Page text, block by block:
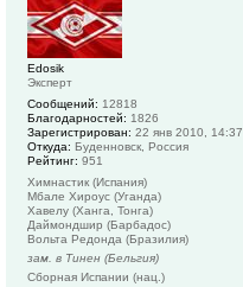
Edosik
Эксперт
Сообщений: 12818
Благодарностей: 1826
Зарегистрирован: 22 янв 2010, 14:37
Откуда: Буденновск, Россия
Рейтинг: 951
Химнастик (Испания)
Мбале Хироус (Уганда)
Хавелу (Ханга, Тонга)
Даймондшир (Барбадос)
Вольта Редонда (Бразилия)
зам. в Тинен (Бельгия)
Сборная Испании (нац.)